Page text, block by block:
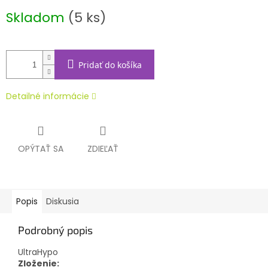
cena:
Skladom (5 ks)
Pridať do košíka
Detailné informácie
OPÝTAŤ SA ZDIEĽAŤ
Popis Diskusia
Podrobný popis
UltraHypo
Zloženie: